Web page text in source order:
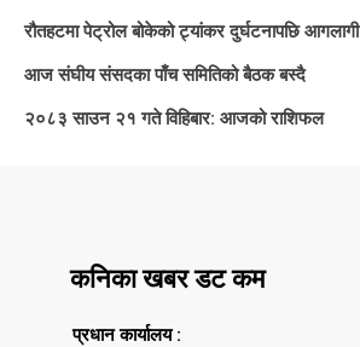
रौतहटमा पेट्रोल बोकेको ट्यांकर दुर्घटनापछि आगलागी
आज संघीय संसदका पाँच समितिको बैठक बस्दै
२०८३ साउन २१ गते विहिबार: आजको राशिफल
कनिका खबर डट कम
प्रधान कार्यालय :